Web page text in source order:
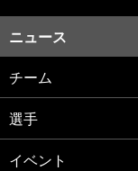
ニュース
チーム
選手
イベント